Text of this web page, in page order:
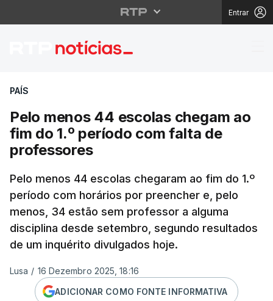
Entrar
Pelo menos 44
PAÍS
Pelo menos 44 escolas chegam ao
fim do 1.º período com falta de
professores
Pelo menos 44 escolas chegaram ao fim do 1.º
período com horários por preencher e, pelo
menos, 34 estão sem professor a alguma
disciplina desde setembro, segundo resultados
de um inquérito divulgados hoje.
Lusa / 16 Dezembro 2025, 18:16
ADICIONAR COMO FONTE INFORMATIVA